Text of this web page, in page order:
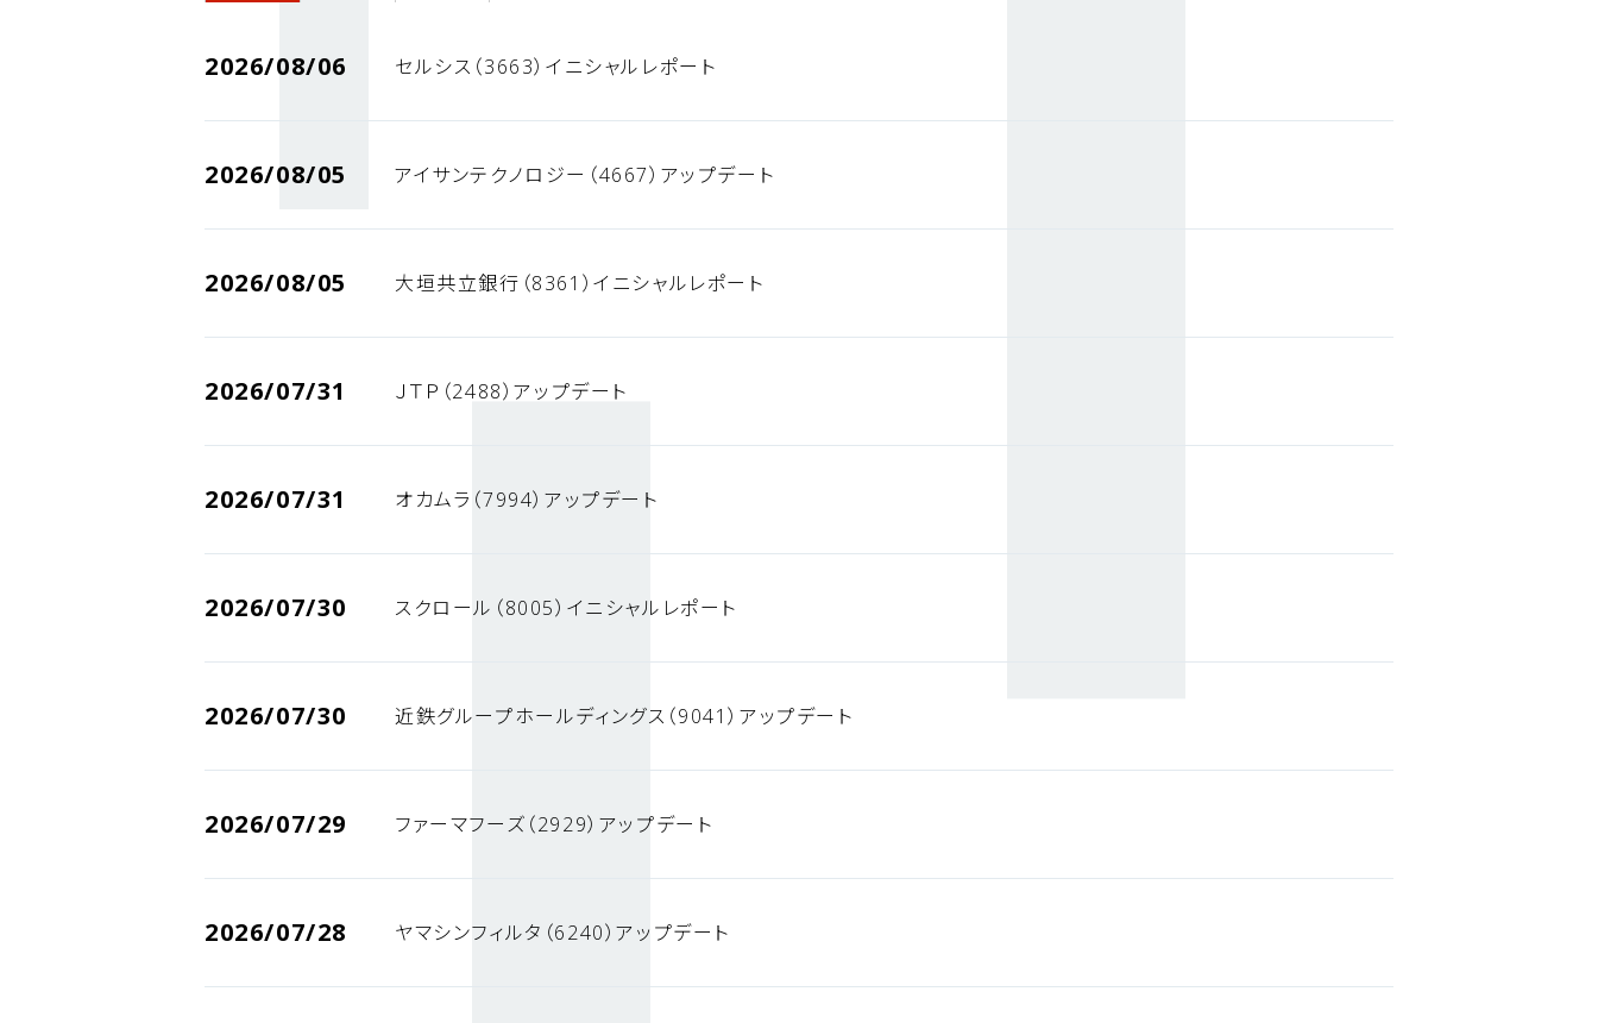
2026/08/06 セルシス（3663）イニシャルレポート
2026/08/05 アイサンテクノロジー（4667）アップデート
2026/08/05 大垣共立銀行（8361）イニシャルレポート
2026/07/31 ＪＴＰ（2488）アップデート
2026/07/31 オカムラ（7994）アップデート
2026/07/30 スクロール（8005）イニシャルレポート
2026/07/30 近鉄グループホールディングス（9041）アップデート
2026/07/29 ファーマフーズ（2929）アップデート
2026/07/28 ヤマシンフィルタ（6240）アップデート